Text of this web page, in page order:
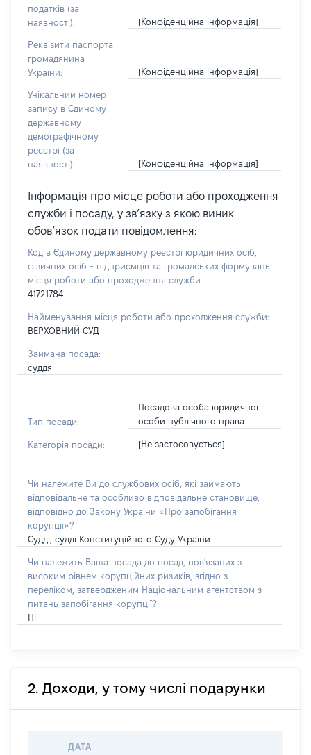
податків (за
наявності):
[Конфіденційна інформація]
Реквізити паспорта
громадянина
України:
[Конфіденційна інформація]
Унікальний номер
запису в Єдиному
державному
демографічному
реєстрі (за
наявності):
[Конфіденційна інформація]
Інформація про місце роботи або проходження
служби і посаду, у зв’язку з якою виник
обов’язок подати повідомлення:
Код в Єдиному державному реєстрі юридичних осіб,
фізичних осіб - підприємців та громадських формувань
місця роботи або проходження служби
41721784
Найменування місця роботи або проходження служби:
ВЕРХОВНИЙ СУД
Займана посада:
суддя
Тип посади:
Посадова особа юридичної
особи публічного права
Категорія посади: [Не застосовується]
Чи належите Ви до службових осіб, які займають
відповідальне та особливо відповідальне становище,
відповідно до Закону України «Про запобігання
корупції»?
Судді, судді Конституційного Суду України
Чи належить Ваша посада до посад, пов'язаних з
високим рівнем корупційних ризиків, згідно з
переліком, затвердженим Національним агентством з
питань запобігання корупції?
Ні
2. Доходи, у тому числі подарунки
ДАТА